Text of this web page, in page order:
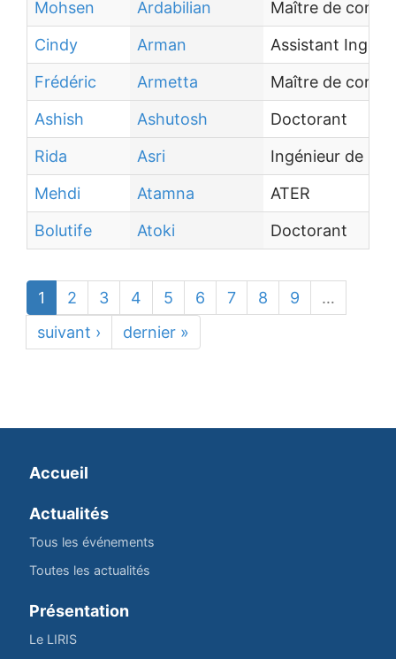
Mohsen
Ardabilian
Maître de
Cindy
Arman
Assistant
Frédéric
Armetta
Maître de
Ashish
Ashutosh
Doctorant
Rida
Asri
Ingénieur de
Mehdi
Atamna
ATER
Bolutife
Atoki Doctorant
1 2 3 4 5 6 7 8 9
…
suivant ›
dernier »
Accueil
Actualités
Tous les événements
Toutes les actualités
Présentation
Le LIRIS